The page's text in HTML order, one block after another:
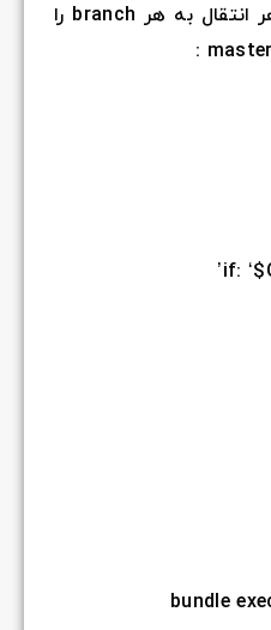
به آن دستور دهید که هر انتقال به هر branch را